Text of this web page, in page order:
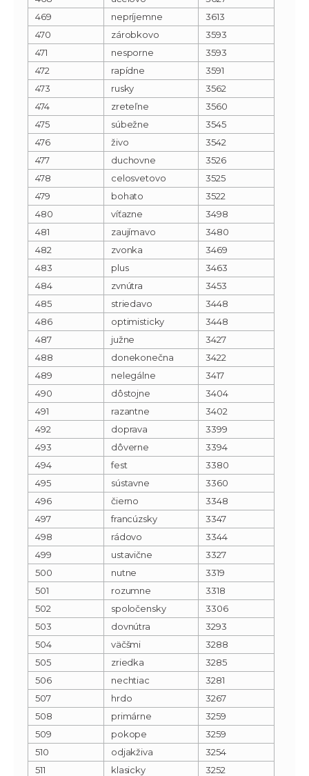
469
nepríjemne
3613
470
zárobkovo
3593
471
nesporne
3593
472
rapídne
3591
473
rusky
3562
474
zreteľne
3560
475
súbežne
3545
476
živo
3542
477
duchovne
3526
478
celosvetovo
3525
479
bohato
3522
480
víťazne
3498
481
zaujímavo
3480
482
zvonka
3469
483
plus
3463
484
zvnútra
3453
485
striedavo
3448
486
optimisticky
3448
487
južne
3427
488
donekonečna
3422
489
nelegálne
3417
490
dôstojne
3404
491
razantne
3402
492
doprava
3399
493
dôverne
3394
494
fest
3380
495
sústavne
3360
496
čierno
3348
497
francúzsky
3347
498
rádovo
3344
499
ustavične
3327
500
nutne
3319
501
rozumne
3318
502
spoločensky
3306
503
dovnútra
3293
504
väčšmi
3288
505
zriedka
3285
506
nechtiac
3281
507
hrdo
3267
508
primárne
3259
509
pokope
3259
510
odjakživa
3254
511
klasicky
3252